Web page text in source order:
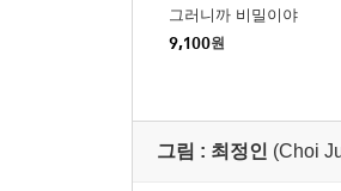
그러니까 비밀이야
9,100원
그림 : 최정인 (Choi